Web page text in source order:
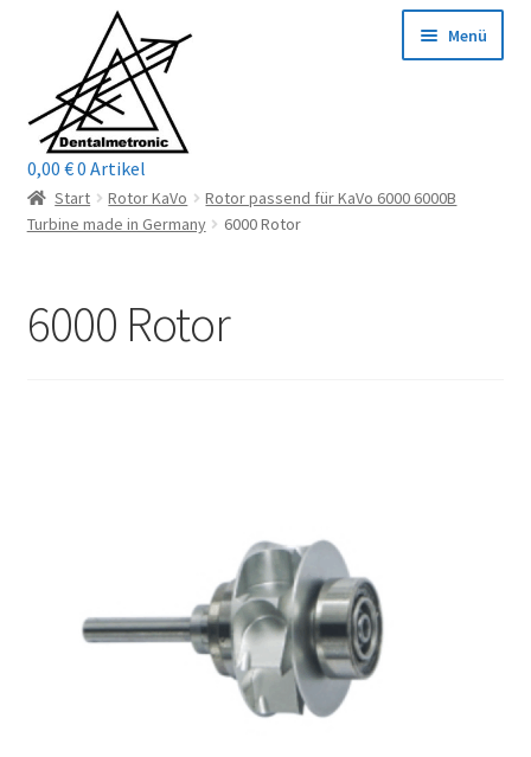
Navigation
springen
springen
Menü
Home
Mein Konto / Login
Warenkorb
0,00 €0 Artikel
Start Rotor KaVo
Rotor passend für KaVo 6000 6000B
Turbine made in Germany
6000 Rotor
6000 Rotor